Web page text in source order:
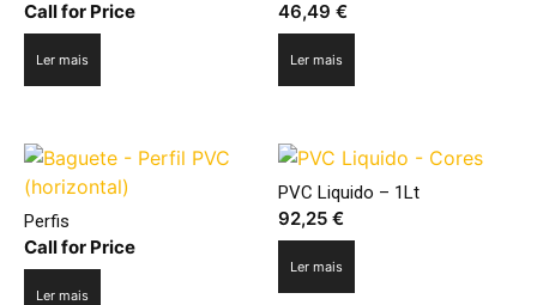
Call for Price
Ler mais
46,49€
Ler mais
Perfis
Call for Price
Ler mais
PVC Liquido – 1Lt
92,25€
Ler mais